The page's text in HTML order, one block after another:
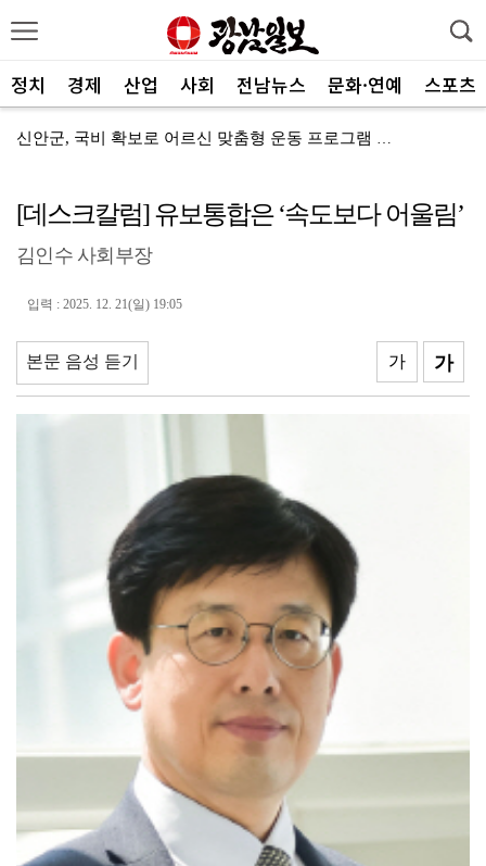
정치 경제 산업 사회 전남뉴스 문화·연예 스포츠
신안군, 국비 확보로 어르신 맞춤형 운동 프로그램 지속
전남광주통합특별시, 공공기관 유치 총력전 돌입
"서남권 반도체 클러스터 성공의 핵심은 ‘정주여건’
한 여름에 찾아온 산타…아동센터에 특별한 선물 전달
전남정보문화진흥원, SW교육 전문강사 양성과정 성료
광주FC, 검증된 미드필더 김종석 영입
[데스크칼럼] 유보통합은 ‘속도보다 어울림’
김인수 사회부장
입력 : 2025. 12. 21(일) 19:05
본문 음성 듣기 가
가